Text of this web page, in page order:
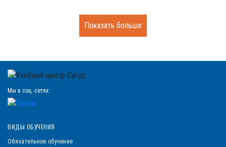
Показать больше
Мы в соц. сетях:
ВИДЫ ОБУЧЕНИЯ
Обязательное обучение